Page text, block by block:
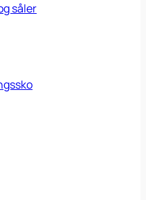
såler